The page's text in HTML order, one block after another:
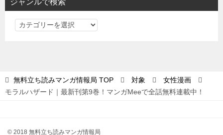
ジ
検
無料立ち読みマンガ情報局 TOP 対象
女性漫画
モラルハザード｜最新刊第9巻！マンガMeeで全話無料連載中！
© 2018 無料立ち読みマンガ情報局